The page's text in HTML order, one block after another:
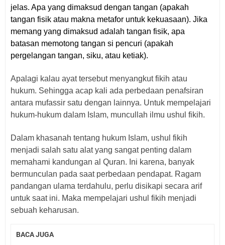
jelas. Apa yang dimaksud dengan tangan (apakah
tangan fisik atau makna metafor untuk kekuasaan). Jika
memang yang dimaksud adalah tangan fisik, apa
batasan memotong tangan si pencuri (apakah
pergelangan tangan, siku, atau ketiak).
Apalagi kalau ayat tersebut menyangkut fikih atau
hukum. Sehingga acap kali ada perbedaan penafsiran
antara mufassir satu dengan lainnya. Untuk mempelajari
hukum-hukum dalam Islam, muncullah ilmu ushul fikih.
Dalam khasanah tentang hukum Islam, ushul fikih
menjadi salah satu alat yang sangat penting dalam
memahami kandungan al Quran. Ini karena, banyak
bermunculan pada saat perbedaan pendapat. Ragam
pandangan ulama terdahulu, perlu disikapi secara arif
untuk saat ini. Maka mempelajari ushul fikih menjadi
sebuah keharusan.
BACA JUGA